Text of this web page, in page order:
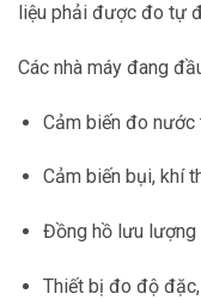
liệu phải được đo tự
Các nhà máy đang
Cảm biến đo nước
Cảm biến bụi, khí
Đồng hồ lưu lượng
Thiết bị đo độ